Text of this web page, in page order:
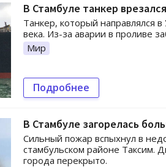
В Стамбуле танкер
Танкер, который направлялся
века. Из-за аварии в проливе
Мир
Подробнее
В Стамбуле загорелась
Сильный пожар вспыхнул в
стамбульском районе Таксим.
города перекрыто.